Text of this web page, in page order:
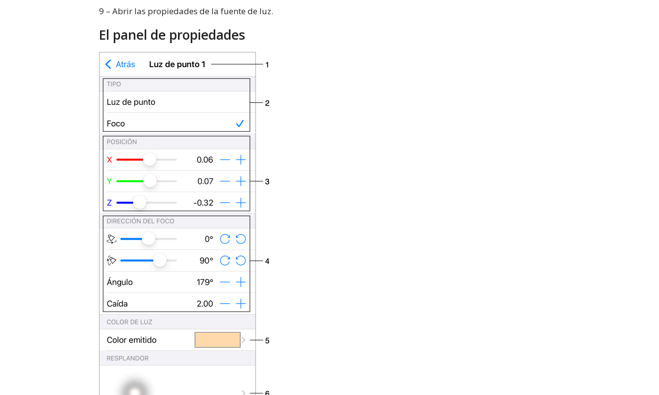
9 – Abrir las propiedades de la fuente de luz.
El panel de propiedades